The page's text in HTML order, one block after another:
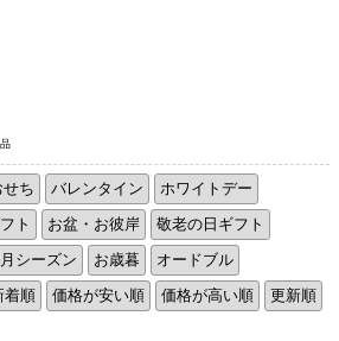
せち バレンタイン
ホワイトデー
ト お盆・お彼岸
敬老の日ギフト
シーズン お歳暮
オードブル
着順 価格が安い順 価格が高い順
更新順